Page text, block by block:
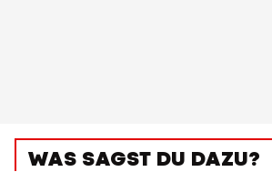
WAS SAGST DU DAZU?